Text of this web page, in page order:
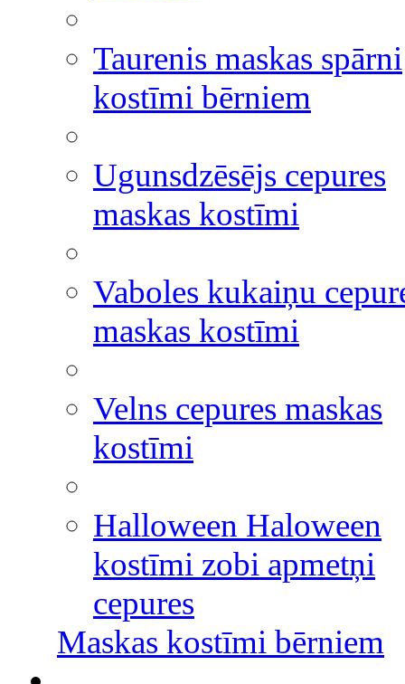
Taurenis maskas spārni
kostīmi bērniem
Ugunsdzēsējs cepures
maskas kostīmi
Vaboles kukaiņu
maskas kostīmi
Velns cepures maskas
kostīmi
Halloween Haloween
kostīmi zobi apmetņi
cepures
Maskas kostīmi bērniem